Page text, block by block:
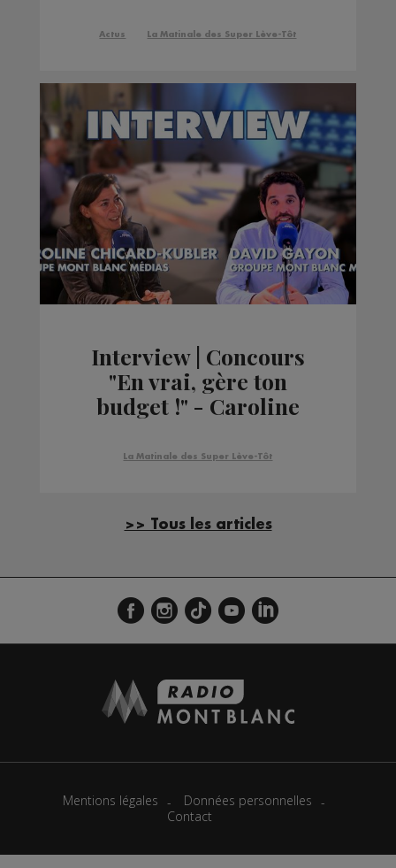
Actus La Matinale des Super Lève-Tôt
Interview | Concours
"En vrai, gère ton
budget !" - Caroline
David Gaydon - Groupe
La Matinale des Super Lève-Tôt
>> Tous les articles
Mentions légales
Données personnelles
Contact